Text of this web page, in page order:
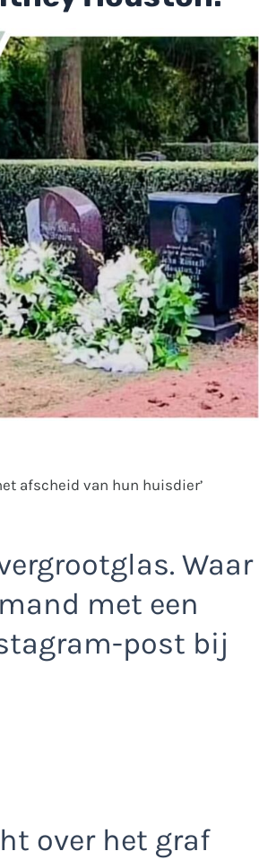
afscheid van hun huisdier’
Waar
met een
post bij
over het graf